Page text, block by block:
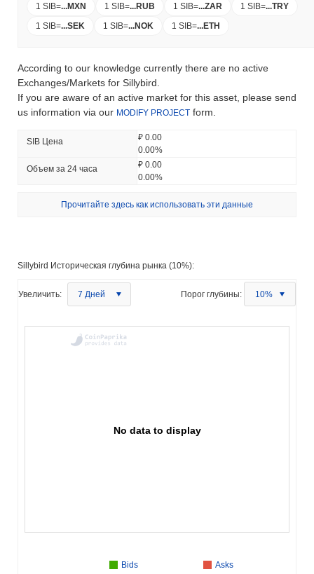
1 SIB=...MXN 1 SIB=...RUB 1 SIB=...ZAR 1 SIB=...TRY
1 SIB=...SEK 1 SIB=...NOK 1 SIB=...ETH
According to our knowledge currently there are no active
Exchanges/Markets for Sillybird.
If you are aware of an active market for this asset, please send
us information via our MODIFY PROJECT form.
SIB Цена
₽ 0.00
0.00%
Объем за 24 часа
₽ 0.00
0.00%
Прочитайте здесь как использовать эти данные
Sillybird Историческая глубина рынка (10%):
Увеличить: 7 Дней Порог глубины: 10%
No data to display
Bids
Asks